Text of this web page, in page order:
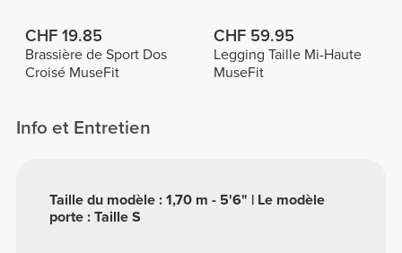
CHF 19.85
Brassière de Sport Dos
Croisé MuseFit
CHF 59.95
Legging Taille Mi-Haute
MuseFit
Info et Entretien
Taille du modèle : 1,70 m - 5'6" | Le modèle
porte : Taille S